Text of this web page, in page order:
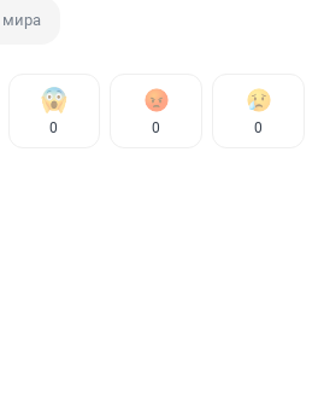
0 0 0